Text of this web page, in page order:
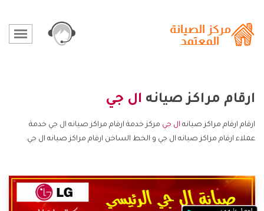
ارقام مراكز صيانه ال جي
ارقام ارقام مراكز صيانه ال جي مركز خدمة ارقام مراكز صيانه ال جي خدمة
عملاء ارقام مراكز صيانه ال جي و الخط الساخن ارقام مراكز صيانه ال جي.